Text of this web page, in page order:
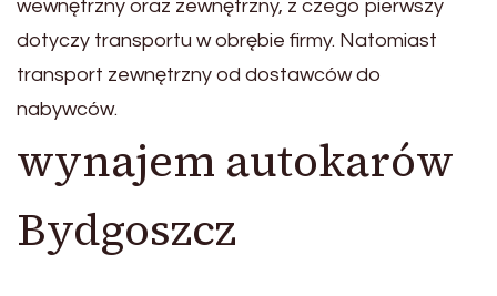
wewnętrzny oraz zewnętrzny, z czego pierwszy
dotyczy transportu w obrębie firmy. Natomiast
transport zewnętrzny od dostawców do
nabywców.
wynajem autokarów
Bydgoszcz